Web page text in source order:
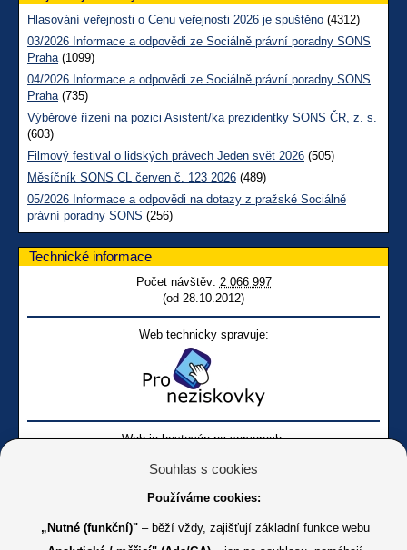
Hlasování veřejnosti o Cenu veřejnosti 2026 je spuštěno (4312)
03/2026 Informace a odpovědi ze Sociálně právní poradny SONS
Praha(1099)
04/2026 Informace a odpovědi ze Sociálně právní poradny SONS
Praha(735)
Výběrové řízení na pozici Asistent/ka prezidentky SONS ČR, z. s.
(603)
Filmový festival o lidských právech Jeden svět 2026 (505)
Měsíčník SONS CL červen č. 123 2026 (489)
05/2026 Informace a odpovědi na dotazy z pražské Sociálně
právní poradny SONS (256)
Technické informace
Počet návštěv: 2 066 997
(od 28.10.2012)
Web technicky spravuje:
Web je hostován na serverech:
Souhlas s cookies
Používáme cookies:
„Nutné (funkční)" – běží vždy, zajišťují základní funkce webu